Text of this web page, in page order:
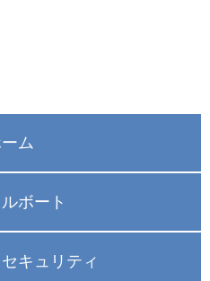
ム
ボート
キュリティ